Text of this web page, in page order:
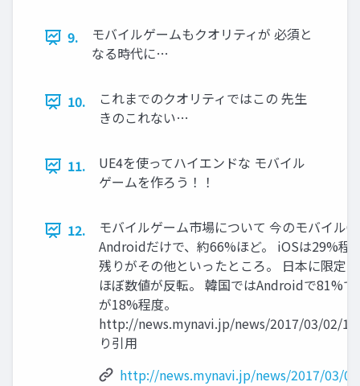
9.
モバイルゲームもクオリティが 必須と
なる時代に…
10.
これまでのクオリティではこの 先生
きのこれない…
11.
UE4を使ってハイエンドな モバイル
ゲームを作ろう！！
12.
モバイルゲーム市場について 今のモバイル
Androidだけで、約66%ほど。 iOSは29%程
残りがその他といったところ。 日本に限定
ほぼ数値が反転。 韓国ではAndroidで81%で
が18%程度。
http://news.mynavi.jp/news/2017/03/02/
り引用
http://news.mynavi.jp/news/2017/03/